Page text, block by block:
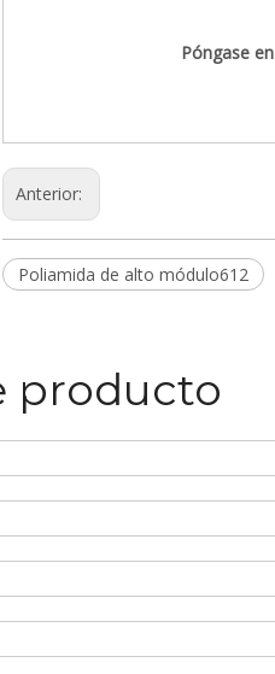
Póngase
Anterior:
Poliamida de alto módulo612
producto